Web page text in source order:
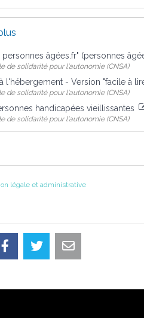
personnes âgées.fr" (personnes
de solidarité pour l'autonomie (CNSA)
l'hébergement - Version "facile à
de solidarité pour l'autonomie (CNSA)
handicapées vieillissantes
de solidarité pour l'autonomie (CNSA)
légale et administrative